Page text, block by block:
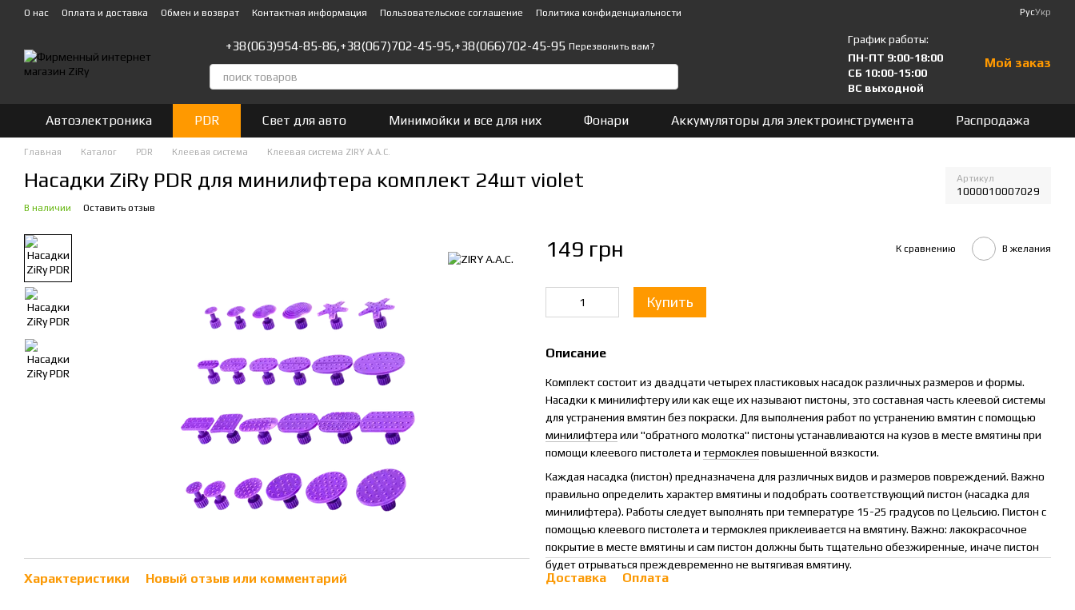
Перейти к основному контенту
О нас Оплата и доставка Обмен и возврат Контактная информация Пользовательское соглашение Политика конфиденциальности РусУкр
+38(063)954-85-86,+38(067)702-45-95,+38(066)702-45-95 Перезвонить вам?
График работы:
ПН-ПТ 9:00-18:00
СБ 10:00-15:00
ВС выходной
Мой заказ
Автоэлектроника PDR Свет для авто Минимойки и все для них Фонари Аккумуляторы для электроинструмента Распродажа
Главная Каталог PDR Клеевая система Клеевая система ZIRY A.A.C.
Насадки ZiRy PDR для минилифтера комплект 24шт violet Артикул
1000010007029
В наличии Оставить отзыв
Характеристики Новый отзыв или комментарий
149 грн К сравнению В желания
Купить
Описание
Комплект состоит из двадцати четырех пластиковых насадок различных размеров и формы.
Насадки к минилифтеру или как еще их называют пистоны, это составная часть клеевой системы
для устранения вмятин без покраски. Для выполнения работ по устранению вмятин с помощью
минилифтера или "обратного молотка" пистоны устанавливаются на кузов в месте вмятины при
помощи клеевого пистолета и термоклея повышенной вязкости.
Каждая насадка (пистон) предназначена для различных видов и размеров повреждений. Важно
правильно определить характер вмятины и подобрать соответствующий пистон (насадка для
минилифтера). Работы следует выполнять при температуре 15-25 градусов по Цельсию. Пистон с
помощью клеевого пистолета и термоклея приклеивается на вмятину. Важно: лакокрасочное
покрытие в месте вмятины и сам пистон должны быть тщательно обезжиренные, иначе пистон
будет отрываться преждевременно не вытягивая вмятину.
Доставка Оплата